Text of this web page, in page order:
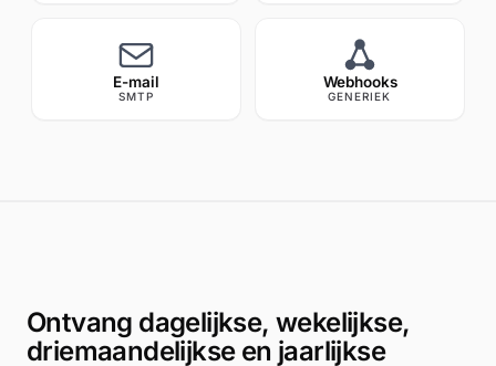
elke 6 uur
E-mail
SMTP
Webhooks
GENERIEK
Ontvang dagelijkse, wekelijkse,
driemaandelijkse en jaarlijkse